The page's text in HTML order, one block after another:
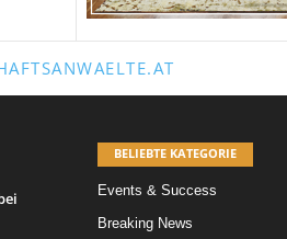
BELIEBTE KATEGORIE
Events & Success
Breaking News